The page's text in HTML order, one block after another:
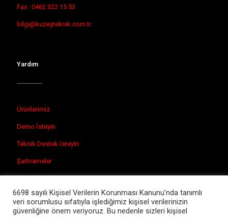
Fax : 0462 322 15 53
bilgi@kuzeyteknik.com.tr
Yardım
Ürünlerimiz
Demo İsteyin
Teknik Destek İsteyin
Şartnameler
6698 sayılı Kişisel Verilerin Korunması Kanunu’nda tanımlı
veri sorumlusu sıfatıyla işlediğimiz kişisel verilerinizin
güvenliğine önem veriyoruz. Bu nedenle sizleri kişisel